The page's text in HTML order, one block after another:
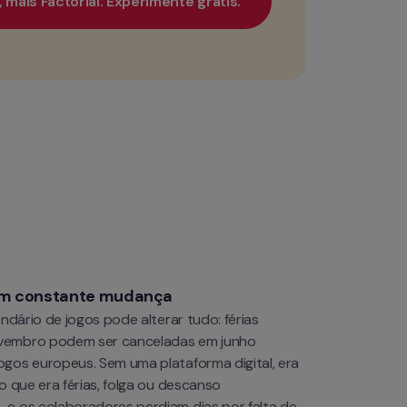
constante mudança
de jogos pode alterar tudo: férias
podem ser canceladas em junho
europeus. Sem uma plataforma digital, era
que era férias, folga ou descanso